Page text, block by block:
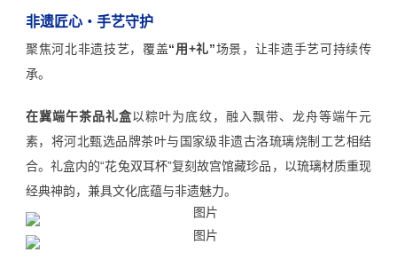
非遗匠心・手艺守护
聚焦河北非遗技艺，覆盖“用+礼”场景，让非遗手艺可持续传
承。
在冀端午茶品礼盒以粽叶为底纹，融入飘带、龙舟等端午元
素，将河北甄选品牌茶叶与国家级非遗古洛琉璃烧制工艺相结
合。礼盒内的“花兔双耳杯”复刻故宫馆藏珍品，以琉璃材质重现
经典神韵，兼具文化底蕴与非遗魅力。